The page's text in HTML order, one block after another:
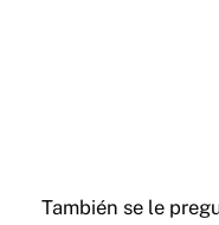
También se le